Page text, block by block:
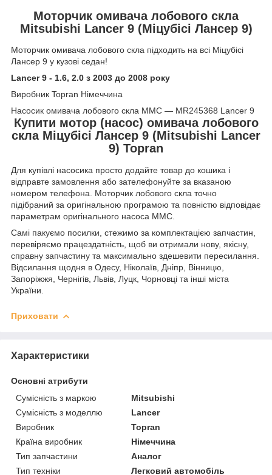
Моторчик омивача лобового скла
Mitsubishi Lancer 9 (Міцубісі Лансер 9)
Моторчик омивача лобового скла підходить на всі Міцубісі
Лансер 9 у кузові седан!
Lancer 9 - 1.6, 2.0 з 2003 до 2008 року
Виробник Topran Німеччина
Насосик омивача лобового скла MMC — MR245368 Lancer 9
Купити мотор (насос) омивача лобового
скла Міцубісі Лансер 9 (Mitsubishi Lancer
9) Topran
Для купівлі насосика просто додайте товар до кошика і
відправте замовлення або зателефонуйте за вказаною
номером телефона. Моторчик лобового скла точно
підібраний за оригінальною програмою та повністю відповідає
параметрам оригінального насоса MMC.
Самі пакуємо посилки, стежимо за комплектацією запчастин,
перевіряємо працездатність, щоб ви отримали нову, якісну,
справну запчастину та максимально здешевити пересилання.
Відсилання щодня в Одесу, Ніколаїв, Дніпр, Вінницю,
Запоріжжя, Чернігів, Львів, Луцк, Чорновці та інші міста
України.
Приховати
Характеристики
Основні атрибути
Сумісність з маркою
Mitsubishi
Сумісність з моделлю
Lancer
Виробник
Topran
Країна виробник
Німеччина
Тип запчастини
Аналог
Тип техніки
Легковий автомобіль